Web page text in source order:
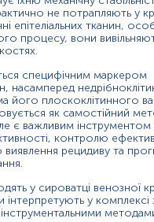
не можна виключити
клітин або їх
значення найчастіше
прогностичне
пухлини й реакцією на
під час лікування
відповідь, тоді як
можуть вказувати на
Нормальні або
рак, оскільки деякі
цитокератину‑19 у
не потрапляють у
епітеліальних тканин,
процесу, вони
специфічним маркером
насамперед
його плоскоклітинного
як самостійний
є важливим інструментом
контролю
виявлення рецидиву та
у сироватці венозної
інтерпретують у комплексі